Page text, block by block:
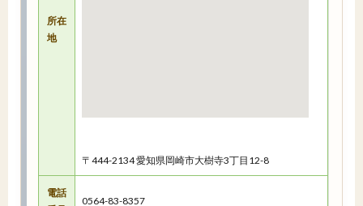
所在
地
〒444-2134 愛知県岡崎市大樹寺3丁目12-8
電話
0564-83-8357